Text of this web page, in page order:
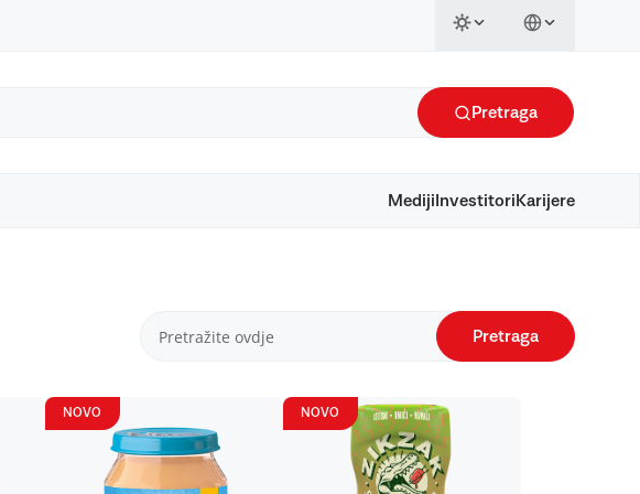
Pretraga
Mediji Investitori Karijere
Pretraga
NOVO NOVO